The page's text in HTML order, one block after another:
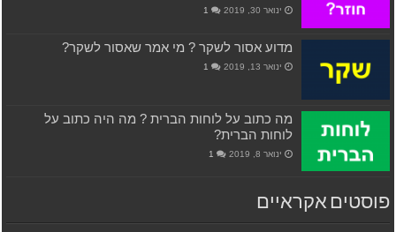
ינואר 30, 2019 1
מדוע אסור לשקר ? מי אמר שאסור לשקר?
ינואר 13, 2019 1
מה כתוב על לוחות הברית ? מה היה כתוב על
לוחות הברית?
ינואר 8, 2019 1
פוסטים אקראיים